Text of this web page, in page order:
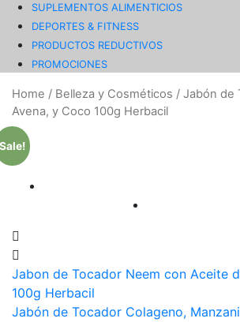
SUPLEMENTOS ALIMENTICIOS
DEPORTES & FITNESS
PRODUCTOS REDUCTIVOS
PROMOCIONES
Home / Belleza y Cosméticos / Jabón de
Avena, y Coco 100g Herbacil
Jabon de Tocador Neem con Aceite
100g Herbacil
Jabón de Tocador Colageno,